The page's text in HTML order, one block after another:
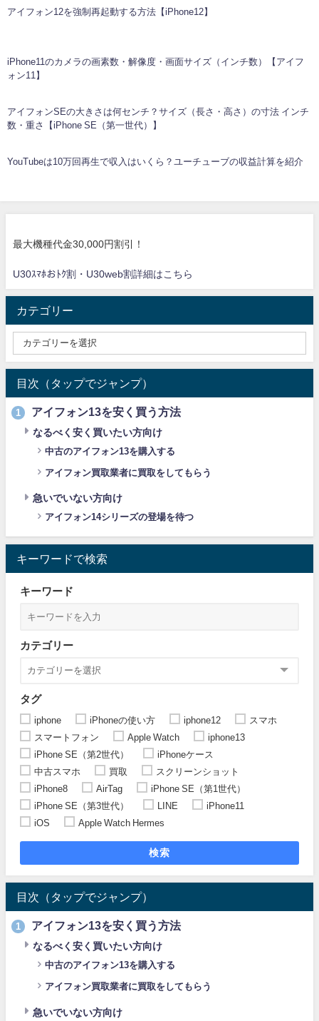
アイフォン12を強制再起動する方法【iPhone12】
iPhone11のカメラの画素数・解像度・画面サイズ（インチ数）【アイフ
ォン11】
アイフォンSEの大きさは何センチ？サイズ（長さ・高さ）の寸法 インチ
数・重さ【iPhone SE（第一世代）】
YouTubeは10万回再生で収入はいくら？ユーチューブの収益計算を紹介
最大機種代金30,000円割引！
U30ｽﾏﾎおﾄｸ割・U30web割詳細はこちら
カテゴリー
目次（タップでジャンプ）
1 アイフォン13を安く買う方法
なるべく安く買いたい方向け
中古のアイフォン13を購入する
アイフォン買取業者に買取をしてもらう
急いでいない方向け
アイフォン14シリーズの登場を待つ
キーワードで検索
キーワード
カテゴリー
タグ
iphone iPhoneの使い方 iphone12
スマホ
スマートフォン
Apple Watch
iphone13
iPhone SE（第2世代）
iPhoneケース
中古スマホ
買取
スクリーンショット
iPhone8
AirTag
iPhone SE（第1世代）
iPhone SE（第3世代）
LINE
iPhone11
iOS
Apple Watch Hermes
検索
目次（タップでジャンプ）
1 アイフォン13を安く買う方法
なるべく安く買いたい方向け
中古のアイフォン13を購入する
アイフォン買取業者に買取をしてもらう
急いでいない方向け